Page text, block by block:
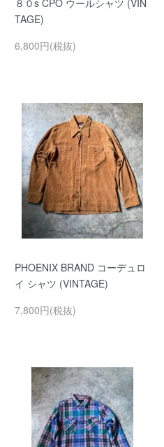
８０s CPO ウールシャツ (VIN
TAGE)
6,800円(税抜)
PHOENIX BRAND コーデュロ
イ シャツ (VINTAGE)
7,800円(税抜)